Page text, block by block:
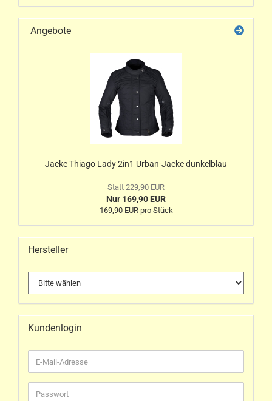
Angebote
Jacke Thiago Lady 2in1 Urban-Jacke dunkelblau
Statt 229,90 EUR
Nur 169,90 EUR
169,90 EUR pro Stück
Hersteller
Kundenlogin